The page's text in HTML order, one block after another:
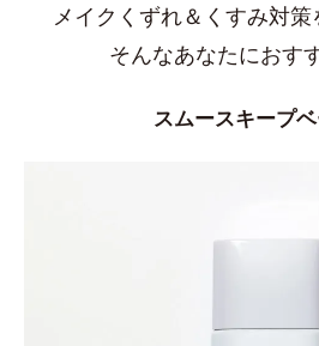
メイクくずれ＆くすみ対策
そんなあなたにおす
スムースキープ